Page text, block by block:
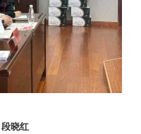
段晓红